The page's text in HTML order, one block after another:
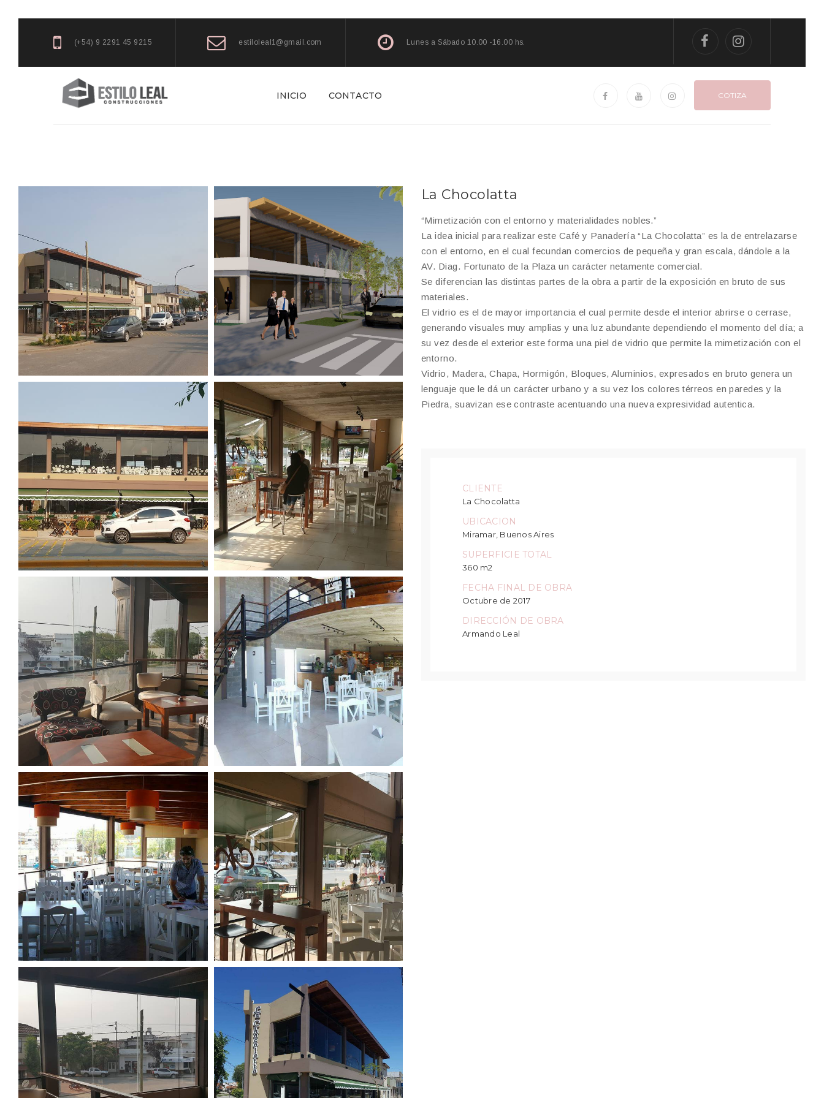
(+54) 9 2291 45 9215 estiloleal1@gmail.com Lunes a Sábado 10.00 -16.00 hs.
INICIO CONTACTO COTIZA
La Chocolatta
“Mimetización con el entorno y materialidades nobles.”
La idea inicial para realizar este Café y Panadería “La Chocolatta” es la de entrelazarse
con el entorno, en el cual fecundan comercios de pequeña y gran escala, dándole a la
AV. Diag. Fortunato de la Plaza un carácter netamente comercial.
Se diferencian las distintas partes de la obra a partir de la exposición en bruto de sus
materiales.
El vidrio es el de mayor importancia el cual permite desde el interior abrirse o cerrase,
generando visuales muy amplias y una luz abundante dependiendo el momento del día; a
su vez desde el exterior este forma una piel de vidrio que permite la mimetización con el
entorno.
Vidrio, Madera, Chapa, Hormigón, Bloques, Aluminios, expresados en bruto genera un
lenguaje que le dá un carácter urbano y a su vez los colores térreos en paredes y la
Piedra, suavizan ese contraste acentuando una nueva expresividad autentica.
CLIENTE
La Chocolatta
UBICACION
Miramar, Buenos Aires
SUPERFICIE TOTAL
360 m2
FECHA FINAL DE OBRA
Octubre de 2017
DIRECCIÓN DE OBRA
Armando Leal